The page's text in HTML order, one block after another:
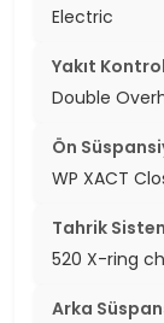
Electric
Yakıt
Double
Ön
WP XACT
Tahrik
520 X-ring
Arka